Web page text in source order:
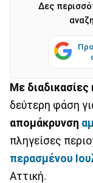
Δες
Με
δεύτερη φάση
απομάκρυνση
πληγείσες
περασμένου
Αττική.